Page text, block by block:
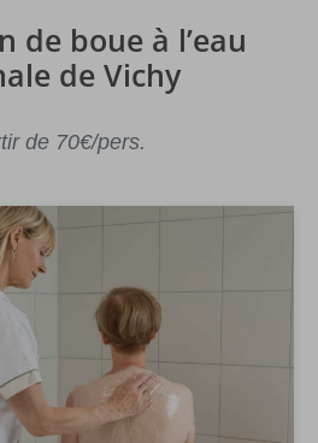
de boue à l’eau
de Vichy
de 70€/pers.